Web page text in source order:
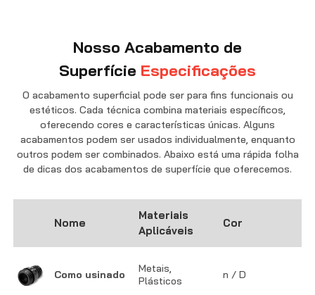
Nosso Acabamento de
Superfície Especificações
O acabamento superficial pode ser para fins funcionais ou
estéticos. Cada técnica combina materiais específicos,
oferecendo cores e características únicas. Alguns
acabamentos podem ser usados ​​individualmente, enquanto
outros podem ser combinados. Abaixo está uma rápida folha
de dicas dos acabamentos de superfície que oferecemos.
Nome
Materiais
Aplicáveis
Cor
Como usinado
Metais,
Plásticos
n / D